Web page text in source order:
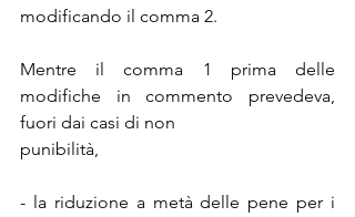
modificando il comma 2.
Mentre il comma 1 prima delle
modifiche in commento prevedeva,
fuori dai casi di non
punibilità,
- la riduzione a metà delle pene per i